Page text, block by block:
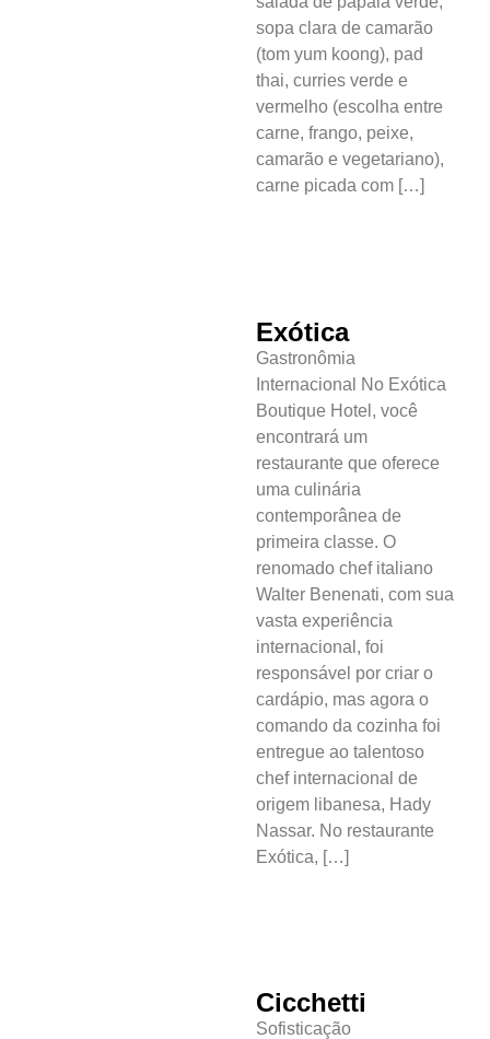
sopa clara de camarão
(tom yum koong), pad
thai, curries verde e
vermelho (escolha entre
carne, frango, peixe,
camarão e vegetariano),
carne picada com […]
Exótica
Gastronômia
Internacional No Exótica
Boutique Hotel, você
encontrará um
restaurante que oferece
uma culinária
contemporânea de
primeira classe. O
renomado chef italiano
Walter Benenati, com sua
vasta experiência
internacional, foi
responsável por criar o
cardápio, mas agora o
comando da cozinha foi
entregue ao talentoso
chef internacional de
origem libanesa, Hady
Nassar. No restaurante
Exótica, […]
Cicchetti
Sofisticação